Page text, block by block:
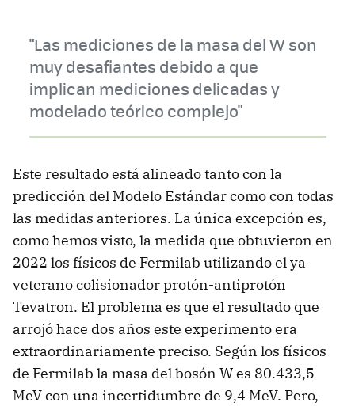
"Las mediciones de la masa del W son
muy desafiantes debido a que
implican mediciones delicadas y
modelado teórico complejo"
Este resultado está alineado tanto con la
predicción del Modelo Estándar como con todas
las medidas anteriores. La única excepción es,
como hemos visto, la medida que obtuvieron en
2022 los físicos de Fermilab utilizando el ya
veterano colisionador protón-antiprotón
Tevatron. El problema es que el resultado que
arrojó hace dos años este experimento era
extraordinariamente preciso. Según los físicos
de Fermilab la masa del bosón W es 80.433,5
MeV con una incertidumbre de 9,4 MeV. Pero,